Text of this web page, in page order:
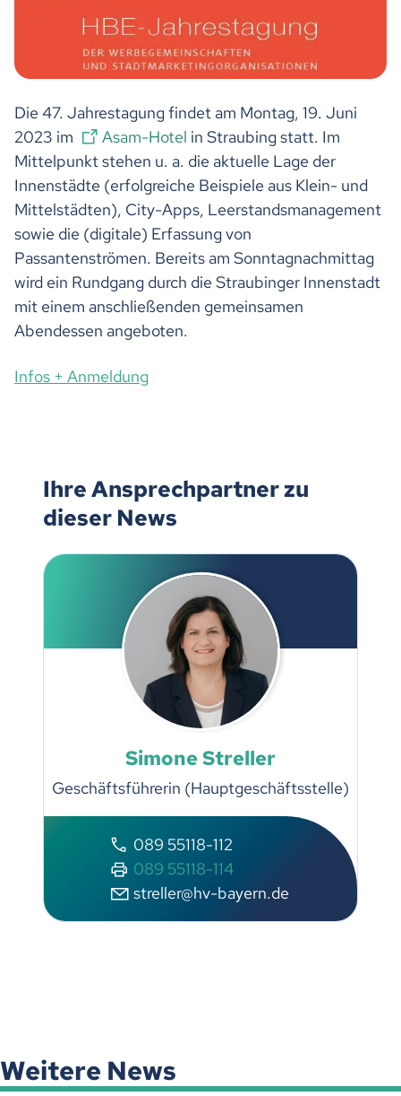
Die 47. Jahrestagung findet am Montag, 19. Juni
2023 im
Asam-Hotel in Straubing statt. Im
Mittelpunkt stehen u. a. die aktuelle Lage der
Innenstädte (erfolgreiche Beispiele aus Klein- und
Mittelstädten), City-Apps, Leerstandsmanagement
sowie die (digitale) Erfassung von
Passantenströmen. Bereits am Sonntagnachmittag
wird ein Rundgang durch die Straubinger Innenstadt
mit einem anschließenden gemeinsamen
Abendessen angeboten.
Infos + Anmeldung
Ihre Ansprechpartner zu
dieser News
Simone Streller
Geschäftsführerin (Hauptgeschäftsstelle)
089 55118-112
089 55118-114
streller@hv-bayern.de
Weitere News